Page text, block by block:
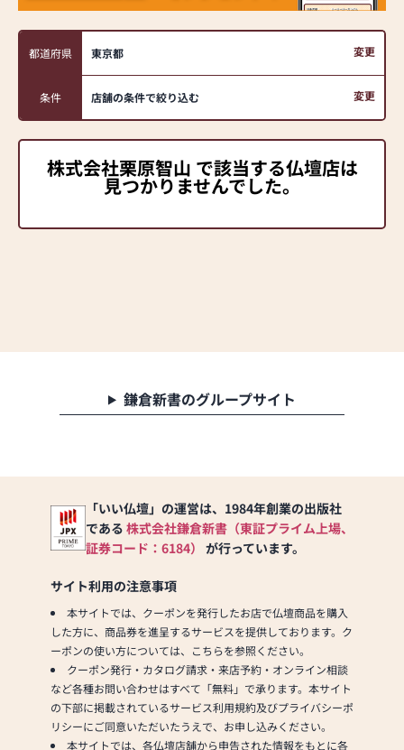
都道府県 東京都 変更
条件 店舗の条件で絞り込む 変更
株式会社栗原智山 で該当する仏壇店は
見つかりませんでした。
鎌倉新書のグループサイト
「いい仏壇」の運営は、1984年創業の出版社
である 株式会社鎌倉新書（東証プライム上場、
証券コード：6184） が行っています。
サイト利用の注意事項
本サイトでは、クーポンを発行したお店で仏壇商品を購入
した方に、商品券を進呈するサービスを提供しております。ク
ーポンの使い方については、こちらを参照ください。
クーポン発行・カタログ請求・来店予約・オンライン相談
など各種お問い合わせはすべて「無料」で承ります。本サイト
の下部に掲載されているサービス利用規約及びプライバシーポ
リシーにご同意いただいたうえで、お申し込みください。
本サイトでは、各仏壇店舗から申告された情報をもとに各